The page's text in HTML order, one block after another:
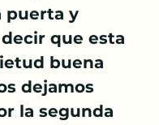
puerta y
que esta
buena
dejamos
la segunda